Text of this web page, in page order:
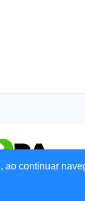
continuar